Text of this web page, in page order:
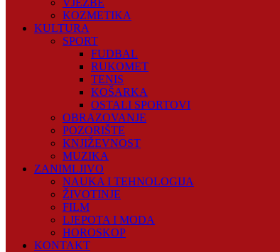
VJEŽBE
KOZMETIKA
KULTURA
SPORT
FUDBAL
RUKOMET
TENIS
KOŠARKA
OSTALI SPORTOVI
OBRAZOVANJE
POZORIŠTE
KNJIŽEVNOST
MUZIKA
ZANIMLJIVO
NAUKA I TEHNOLOGIJA
ŽIVOTINJE
FILM
LJEPOTA I MODA
HOROSKOP
KONTAKT